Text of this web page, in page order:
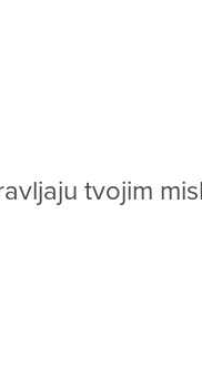
sistemu postoji